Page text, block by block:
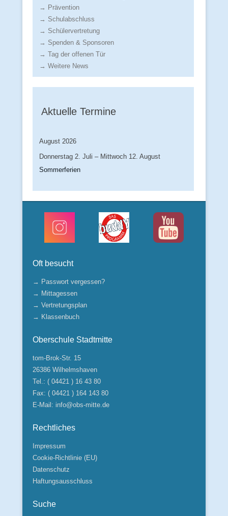
→ Prävention
→ Schulabschluss
→ Schülervertretung
→ Spenden & Sponsoren
→ Tag der offenen Tür
→ Weitere News
Aktuelle Termine
August 2026
Donnerstag 2. Juli – Mittwoch 12. August
Sommerferien
Oft besucht
→ Passwort vergessen?
→ Mittagessen
→ Vertretungsplan
→ Klassenbuch
Oberschule Stadtmitte
tom-Brok-Str. 15
26386 Wilhelmshaven
Tel.: ( 04421 ) 16 43 80
Fax: ( 04421 ) 164 143 80
E-Mail: info@obs-mitte.de
Rechtliches
Impressum
Cookie-Richtlinie (EU)
Datenschutz
Haftungsausschluss
Suche